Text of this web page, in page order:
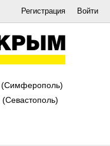
Регистрация Войти
(Симферополь)
(Севастополь)